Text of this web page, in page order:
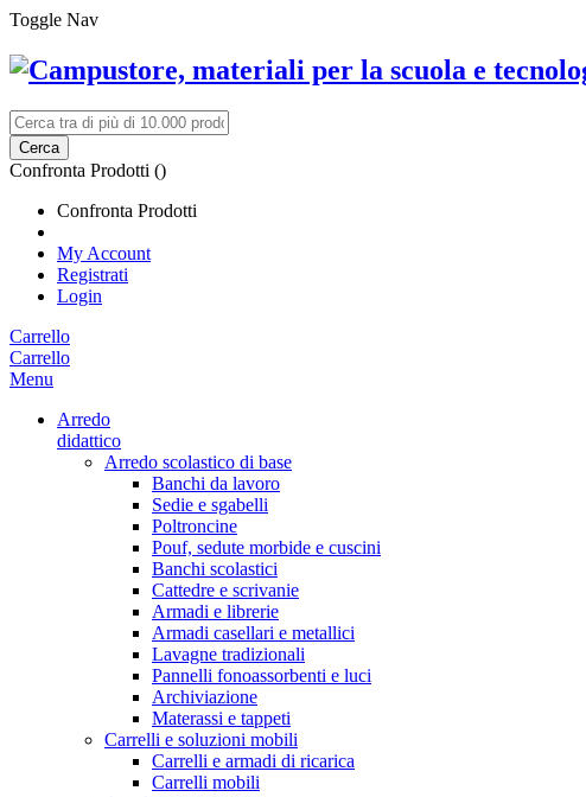
Toggle Nav
Cerca
Confronta Prodotti ()
Confronta Prodotti
My Account
Registrati
Login
Carrello
Carrello
Menu
Arredo
didattico
Arredo scolastico di base
Banchi da lavoro
Sedie e sgabelli
Poltroncine
Pouf, sedute morbide e cuscini
Banchi scolastici
Cattedre e scrivanie
Armadi e librerie
Armadi casellari e metallici
Lavagne tradizionali
Pannelli fonoassorbenti e luci
Archiviazione
Materassi e tappeti
Carrelli e soluzioni mobili
Carrelli e armadi di ricarica
Carrelli mobili